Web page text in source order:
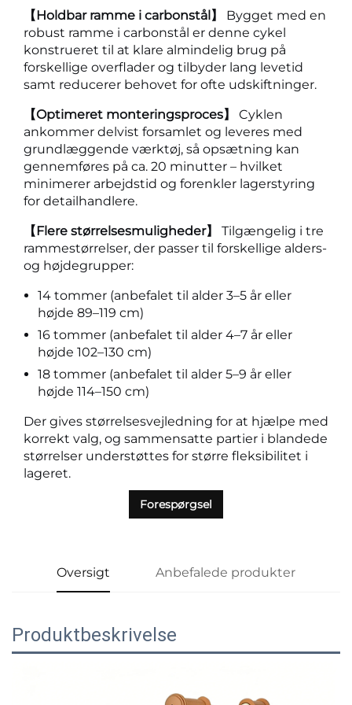
【Holdbar ramme i carbonstål】 Bygget med en
robust ramme i carbonstål er denne cykel
konstrueret til at klare almindelig brug på
forskellige overflader og tilbyder lang levetid
samt reducerer behovet for ofte udskiftninger.
【Optimeret monteringsproces】 Cyklen
ankommer delvist forsamlet og leveres med
grundlæggende værktøj, så opsætning kan
gennemføres på ca. 20 minutter – hvilket
minimerer arbejdstid og forenkler lagerstyring
for detailhandlere.
【Flere størrelsesmuligheder】 Tilgængelig i tre
rammestørrelser, der passer til forskellige alders-
og højdegrupper:
14 tommer (anbefalet til alder 3–5 år eller
højde 89–119 cm)
16 tommer (anbefalet til alder 4–7 år eller
højde 102–130 cm)
18 tommer (anbefalet til alder 5–9 år eller
højde 114–150 cm)
Der gives størrelsesvejledning for at hjælpe med
korrekt valg, og sammensatte partier i blandede
størrelser understøttes for større fleksibilitet i
lageret.
Forespørgsel
Oversigt Anbefalede produkter
Produktbeskrivelse